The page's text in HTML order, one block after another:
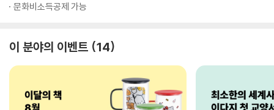
문화비소득공제 가능
이 분야의 이벤트 14